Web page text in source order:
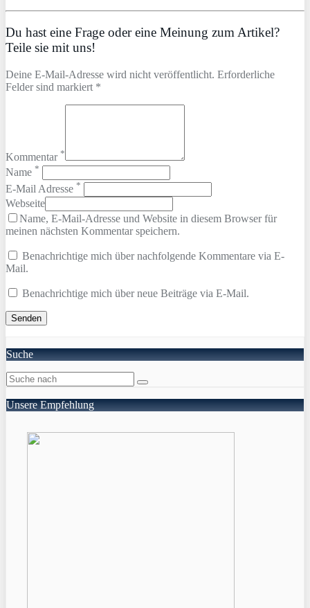
Du hast eine Frage oder eine Meinung zum Artikel?
Teile sie mit uns!
Deine E-Mail-Adresse wird nicht veröffentlicht. Erforderliche
Felder sind markiert *
Kommentar *
Name *
E-Mail Adresse *
Webseite
Name, E-Mail-Adresse und Website in diesem Browser für
meinen nächsten Kommentar speichern.
Benachrichtige mich über nachfolgende Kommentare via E-
Mail.
Benachrichtige mich über neue Beiträge via E-Mail.
Suche
Unsere Empfehlung